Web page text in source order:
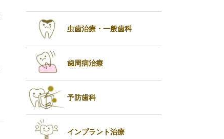
虫歯治療・一般歯科
歯周病治療
予防歯科
インプラント治療